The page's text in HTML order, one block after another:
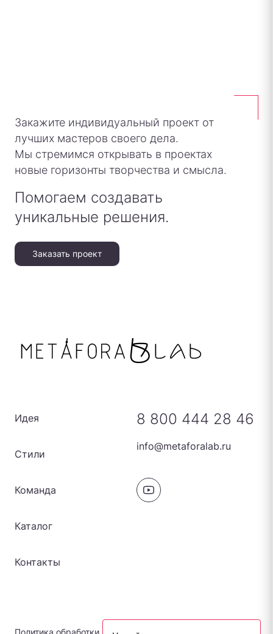
Закажите индивидуальный проект от
лучших мастеров своего дела.
Мы стремимся открывать в проектах
новые горизонты творчества и смысла.
Помогаем создавать
уникальные решения.
Заказать проект
Идея
Стили
Команда
Каталог
Контакты
8 800 444 28 46
info@metaforalab.ru